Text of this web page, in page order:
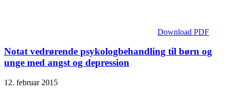
Download PDF
Notat vedrørende psykologbehandling til børn og
unge med angst og depression
12. februar 2015